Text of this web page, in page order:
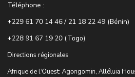
Téléphone :
+229 61 70 14 46 / 21 18 22 49 (Bénin)
+228 91 67 19 20 (Togo)
Directions régionales
Afrique de l'Ouest: Agongomin, Alléluia